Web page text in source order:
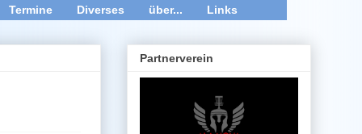
Termine Diverses über... Links
Partnerverein